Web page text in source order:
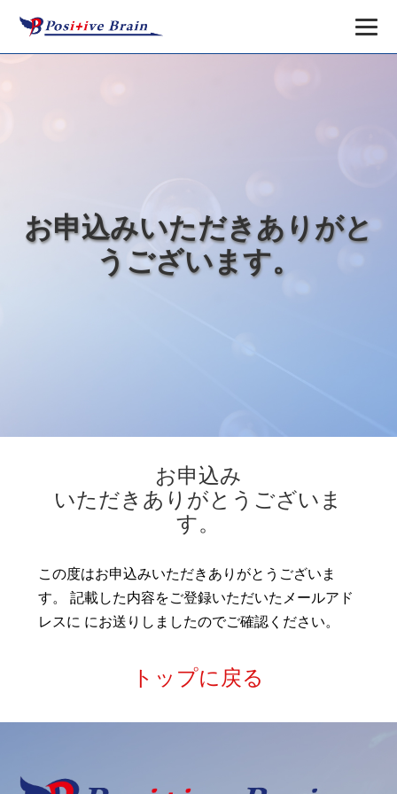
お申込みいただきありがと
うございます。
お申込み
いただきありがとうございま
す。
この度はお申込みいただきありがとうございま
す。 記載した内容をご登録いただいたメールアド
レスに にお送りしましたのでご確認ください。
トップに戻る